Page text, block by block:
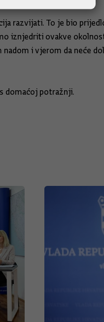
razvijati. To je bio
iznjedriti ovakve
i vjerom da neće
domaćoj potražnji.